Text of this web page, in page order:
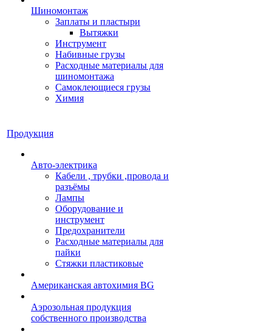
Шиномонтаж
Заплаты и пластыри
Вытяжки
Инструмент
Набивные грузы
Расходные материалы для
шиномонтажа
Самоклеющиеся грузы
Химия
Продукция
Авто-электрика
Кабели , трубки ,провода и
разъёмы
Лампы
Оборудование и
инструмент
Предохранители
Расходные материалы для
пайки
Стяжки пластиковые
Американская автохимия BG
Аэрозольная продукция
собственного производства